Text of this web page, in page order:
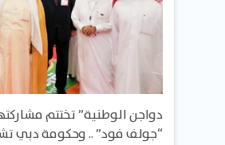
“جولف فود” .. وحكومة دبي